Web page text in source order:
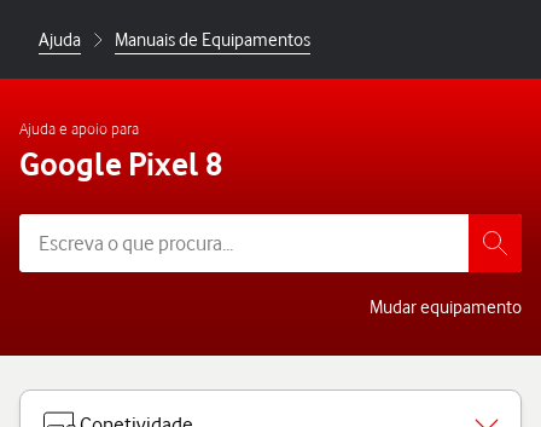
Ajuda Manuais de Equipamentos
Ajuda e apoio para
Google Pixel 8
Mudar equipamento